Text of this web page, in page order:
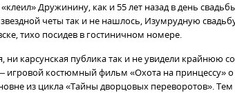
Дружинину, как и 55 лет назад в день
четы так и не нашлось, Изумрудную
тихо посидев в гостиничном номере.
ни карсунская публика так и не увидели крайнюю
костюмный фильм «Охота на принцессу» о
из цикла «Тайны дворцовых переворотов». Тем